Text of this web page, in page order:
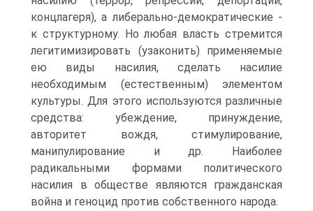
концлагеря), а либерально-демократические -
к структурному. Но любая власть стремится
легитимизировать (узаконить) применяемые
ею виды насилия, сделать насилие
необходимым (естественным) элементом
культуры. Для этого используются различные
средства: убеждение, принуждение,
авторитет вождя, стимулирование,
манипулирование и др. Наиболее
радикальными формами политического
насилия в обществе являются гражданская
война и геноцид против собственного народа.